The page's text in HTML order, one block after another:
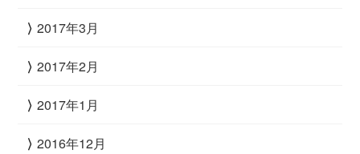
2017年3月
2017年2月
2017年1月
2016年12月